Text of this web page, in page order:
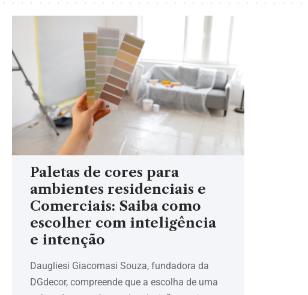
Paletas de cores para
ambientes residenciais e
Comerciais: Saiba como
escolher com inteligência
e intenção
Daugliesi Giacomasi Souza, fundadora da
DGdecor, compreende que a escolha de uma